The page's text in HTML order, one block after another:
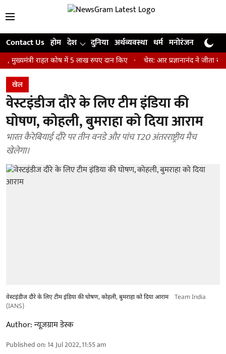
Contact Us होम देश दुनिया अर्थव्यवस्था धर्म मनोरंजन खेल
राहत कोष में 5 लाख रुपए दान किए चेस: आर प्रज्ञानानंद ने जीता सेंट लुइस
खेल
वेस्टइंडीज दौरे के लिए टीम इंडिया की
घोषण, कोहली, बुमराहा को दिया आराम
भारत कैरेबियाई दौरे पर तीन वनडे और पांच T20 अंतरराष्ट्रीय मैच
खेलेगा।
वेस्टइंडीज दौरे के लिए टीम इंडिया की घोषण, कोहली, बुमराहा को दिया आराम
Team India
(IANS)
Author:न्यूज़ग्राम डेस्क
Published on:14 Jul 2022, 11:55 am